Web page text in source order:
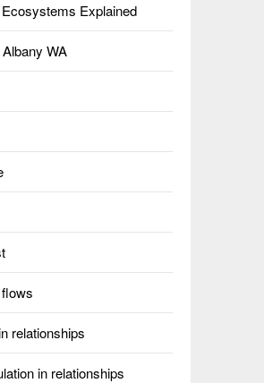
Ecosystems Explained
WA
relationships
in relationships